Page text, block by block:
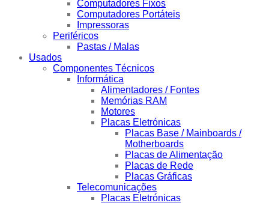
Computadores Fixos
Computadores Portáteis
Impressoras
Periféricos
Pastas / Malas
Usados
Componentes Técnicos
Informática
Alimentadores / Fontes
Memórias RAM
Motores
Placas Eletrónicas
Placas Base / Mainboards /
Motherboards
Placas de Alimentação
Placas de Rede
Placas Gráficas
Telecomunicações
Placas Eletrónicas